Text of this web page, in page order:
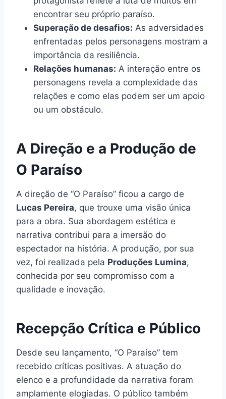
encontrar seu próprio paraíso.
Superação de desafios: As adversidades
enfrentadas pelos personagens mostram a
importância da resiliência.
Relações humanas: A interação entre os
personagens revela a complexidade das
relações e como elas podem ser um apoio
ou um obstáculo.
A Direção e a Produção de
O Paraíso
A direção de “O Paraíso” ficou a cargo de
Lucas Pereira, que trouxe uma visão única
para a obra. Sua abordagem estética e
narrativa contribui para a imersão do
espectador na história. A produção, por sua
vez, foi realizada pela Produções Lumina,
conhecida por seu compromisso com a
qualidade e inovação.
Recepção Crítica e Público
Desde seu lançamento, “O Paraíso” tem
recebido críticas positivas. A atuação do
elenco e a profundidade da narrativa foram
amplamente elogiadas. O público também